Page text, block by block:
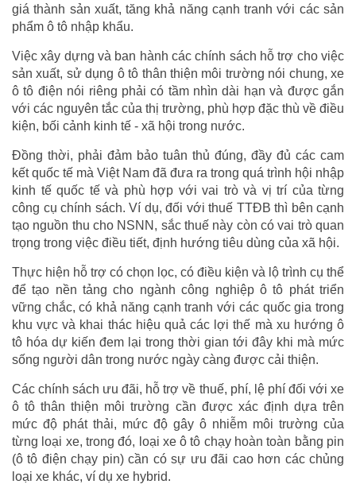
giá thành sản xuất, tăng khả năng cạnh tranh với các sản
phẩm ô tô nhập khẩu.
Việc xây dựng và ban hành các chính sách hỗ trợ cho việc
sản xuất, sử dụng ô tô thân thiện môi trường nói chung, xe
ô tô điện nói riêng phải có tầm nhìn dài hạn và được gắn
với các nguyên tắc của thị trường, phù hợp đặc thù về điều
kiện, bối cảnh kinh tế - xã hội trong nước.
Đồng thời, phải đảm bảo tuân thủ đúng, đầy đủ các cam
kết quốc tế mà Việt Nam đã đưa ra trong quá trình hội nhập
kinh tế quốc tế và phù hợp với vai trò và vị trí của từng
công cụ chính sách. Ví dụ, đối với thuế TTĐB thì bên cạnh
tạo nguồn thu cho NSNN, sắc thuế này còn có vai trò quan
trọng trong việc điều tiết, định hướng tiêu dùng của xã hội.
Thực hiện hỗ trợ có chọn lọc, có điều kiện và lộ trình cụ thể
để tạo nền tảng cho ngành công nghiệp ô tô phát triển
vững chắc, có khả năng cạnh tranh với các quốc gia trong
khu vực và khai thác hiệu quả các lợi thế mà xu hướng ô
tô hóa dự kiến đem lại trong thời gian tới đây khi mà mức
sống người dân trong nước ngày càng được cải thiện.
Các chính sách ưu đãi, hỗ trợ về thuế, phí, lệ phí đối với xe
ô tô thân thiện môi trường cần được xác định dựa trên
mức độ phát thải, mức độ gây ô nhiễm môi trường của
từng loại xe, trong đó, loại xe ô tô chạy hoàn toàn bằng pin
(ô tô điện chạy pin) cần có sự ưu đãi cao hơn các chủng
loại xe khác, ví dụ xe hybrid.